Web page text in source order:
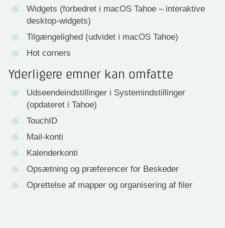
Widgets (forbedret i macOS Tahoe – interaktive
desktop-widgets)
Tilgængelighed (udvidet i macOS Tahoe)
Hot corners
Yderligere emner kan omfatte
Udseendeindstillinger i Systemindstillinger
(opdateret i Tahoe)
TouchID
Mail-konti
Kalenderkonti
Opsætning og præferencer for Beskeder
Oprettelse af mapper og organisering af filer